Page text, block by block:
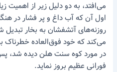
می‌افتد، به دو دلیل زیر از اهمیت
اول آن که آب داغ و پر فشار در
روزنه‌های آتشفشان به بخار تبدیل
می‌کند که خود فوق‌العاده
در مورد کوه سنت هلن دیده شد،
فورانی عظیم بروز نماید.